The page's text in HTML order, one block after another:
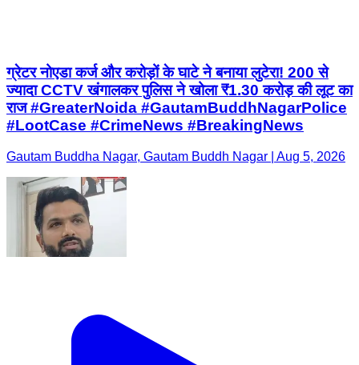
ग्रेटर नोएडा कर्ज और करोड़ों के घाटे ने बनाया लुटेरा! 200 से
ज्यादा CCTV खंगालकर पुलिस ने खोला ₹1.30 करोड़ की लूट का
राज #GreaterNoida #GautamBuddhNagarPolice
#LootCase #CrimeNews #BreakingNews
Gautam Buddha Nagar, Gautam Buddh Nagar | Aug 5, 2026